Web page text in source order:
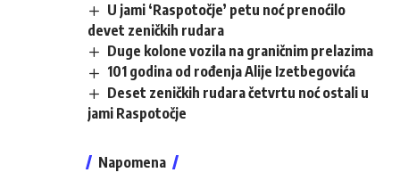
U jami ‘Raspotočje’ petu noć prenoćilo
devet zeničkih rudara
Duge kolone vozila na graničnim prelazima
101 godina od rođenja Alije Izetbegovića
Deset zeničkih rudara četvrtu noć ostali u
jami Raspotočje
Napomena